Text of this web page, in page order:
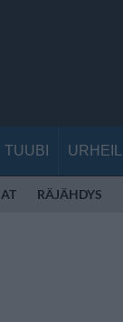
TUUBI
RÄJÄHDYS